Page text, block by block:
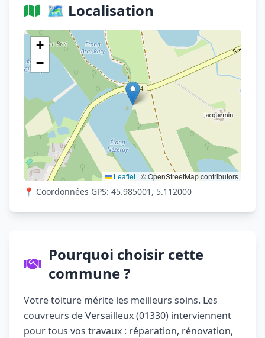
🗺️ Localisation
+
−
Leaflet | © OpenStreetMap contributors
Voir sur OpenStreetMap
📍 Coordonnées GPS: 45.985001, 5.112000
Pourquoi choisir cette
commune ?
Votre toiture mérite les meilleurs soins. Les
couvreurs de Versailleux (01330) interviennent
pour tous vos travaux : réparation, rénovation,